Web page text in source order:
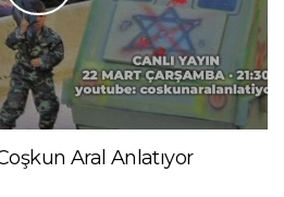
Aral Anlatıyor